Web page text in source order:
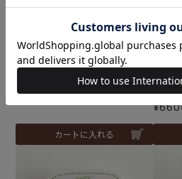
ゴムベルト・20mm＜白＞
カートに入れる
メー
¥660